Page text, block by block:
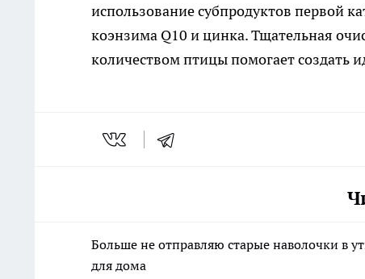
использование субпродуктов первой
коэнзима Q10 и цинка. Тщательная
количеством птицы помогает
Больше не отправляю старые наволочки в
для дома